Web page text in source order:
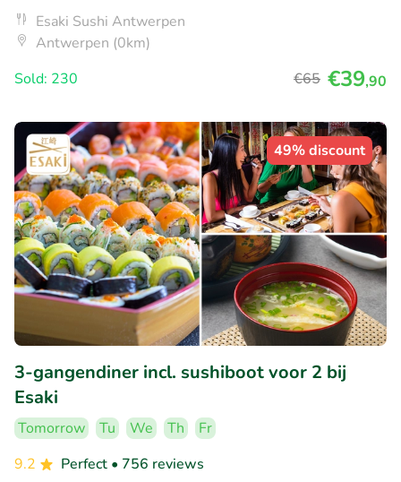
Esaki Sushi Antwerpen
Antwerpen (0km)
Sold: 230
€65 €39,90
49% discount
3-gangendiner incl. sushiboot voor 2 bij
Esaki
Tomorrow Tu We Th
Fr
9.2
Perfect • 756 reviews